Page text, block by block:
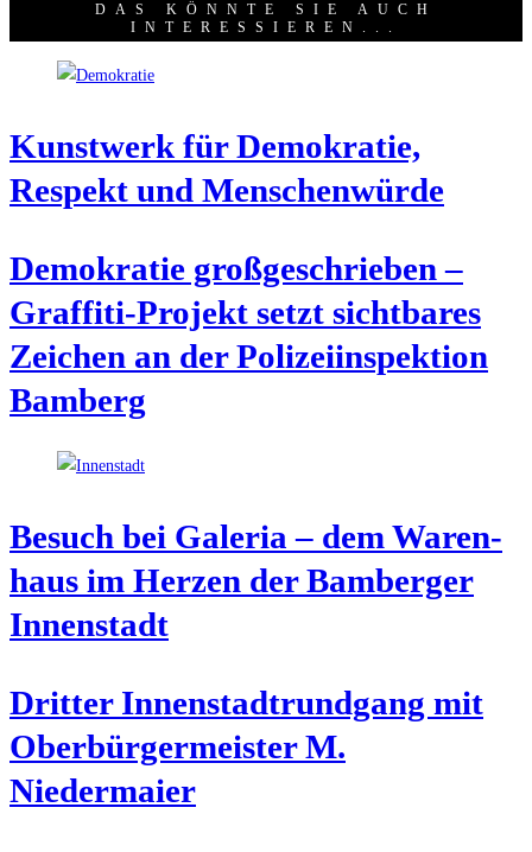
DAS KÖNNTE SIE AUCH
INTERESSIEREN...
Kunst­werk für Demo­kra­tie,
Respekt und Menschenwürde
Demo­kra­tie groß­ge­schrie­ben –
Graf­fi­ti-Pro­jekt setzt sicht­ba­res
Zei­chen an der Poli­zei­in­spek­ti­on
Bamberg
Besuch bei Gale­ria – dem Waren­
haus im Her­zen der Bam­ber­ger
Innenstadt
Drit­ter Innen­stadt­rund­gang mit
Ober­bür­ger­meis­ter M.
Niedermaier